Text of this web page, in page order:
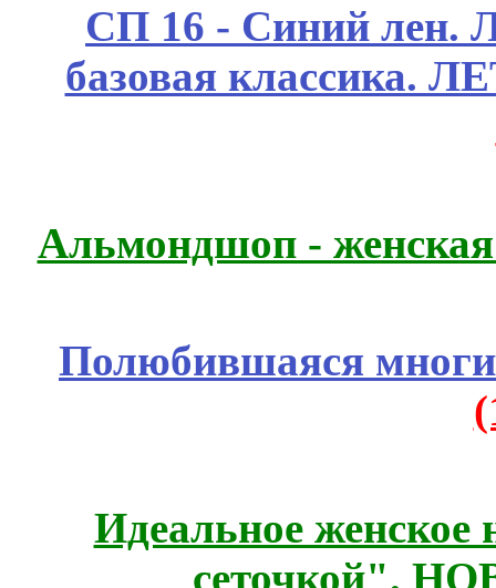
СП 16 - Синий лен.
базовая
Альмондшоп -
Полюбившаяся
Идеальное женское
сеточкой".